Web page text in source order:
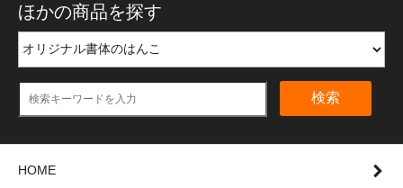
ほかの商品を探す
検索
HOME